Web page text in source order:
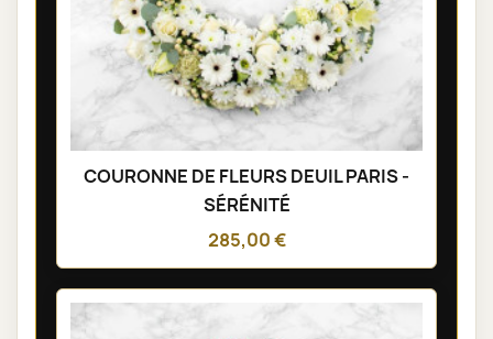
COURONNE DE FLEURS DEUIL PARIS -
SÉRÉNITÉ
285,00 €